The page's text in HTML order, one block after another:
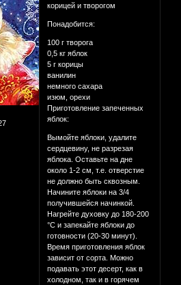
корицей и творогом
Понадобится:
100 г творога
0,5 кг яблок
5 г корицы
ванилин
немного сахара
изюм, орехи
Приготовление запеченных
яблок:
Вымойте яблоки, удалите
сердцевину, не разрезая
яблока. Оставьте на дне
около 1-2 см, т.е. отверстие
не должно быть сквозным.
Начините яблоки на 3/4
получившейся начинкой.
Нагрейте духовку до 180-200
°С и запекайте яблоки до
готовности (20-30 минут).
Время приготовления яблок
зависит от сорта. Можно
подавать этот десерт, как в
холодном, так и в горячем